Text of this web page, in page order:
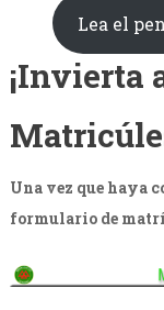
Lea el
¡Invierta
Una vez que haya
formulario de